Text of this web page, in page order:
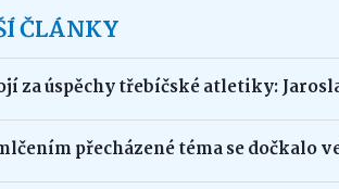
ČLÁNKY
za úspěchy třebíčské atletiky:
přecházené téma se dočkalo